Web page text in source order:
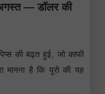
— डॉलर की
की बढ़त हुई, जो काफी
मानना है कि यूरो की यह